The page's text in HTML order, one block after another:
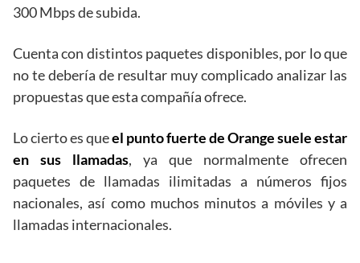
300 Mbps de subida.
Cuenta con distintos paquetes disponibles, por lo que
no te debería de resultar muy complicado analizar las
propuestas que esta compañía ofrece.
Lo cierto es queel punto fuerte de Orange suele estar
en sus llamadas, ya que normalmente ofrecen
paquetes de llamadas ilimitadas a números fijos
nacionales, así como muchos minutos a móviles y a
llamadas internacionales.